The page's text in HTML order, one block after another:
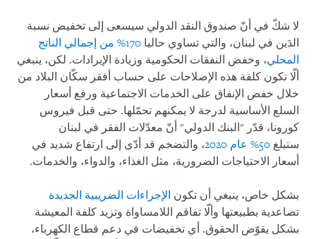
لا شكّ في أنّ صندوق النقد الدولي سيسعى إلى تخفيض نسبة
الدَين في لبنان، والتي تساوي حاليا
170% من إجمالي الناتج
المحلي، وخفض النفقات الحكومية وزيادة الإيرادات. لكن، ينبغي
ألّا تكون كلفة هذه الإصلاحات على حساب أفقر سكّان البلاد من
خلال خفض الإنفاق على الخدمات الاجتماعية ورفع أسعار
السلع الأساسية لدرجة لا يمكنهم تحمّلها. حتى قبل فيروس
كورونا، قدّر "البنك الدولي" أنّ معدّلات الفقر في لبنان
ستبلغ 50% عام 2020
، والتضخم قد أدّى إلى ارتفاع شديد في
أسعار الاحتياجات الضرورية، مثل الغذاء، والدواء، والخدمات.
بشكل خاص، ينبغي أن تكون الإجراءات الضريبية الجديدة
تصاعدية بطبيعتها وألّا تفاقم اللامساواة وتزيد كلفة المعيشة
بشكل يقوّض الحقوق. أي تخفيضات في دعم قطاع الكهرباء،